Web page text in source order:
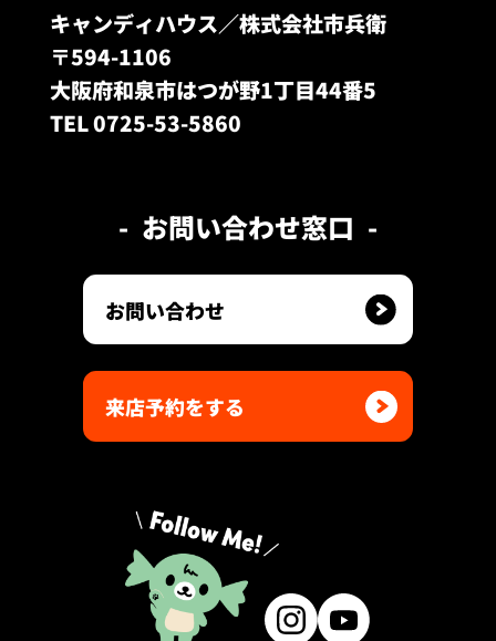
キャンディハウス／株式会社市兵衛
〒594-1106
大阪府和泉市はつが野1丁目44番5
TEL 0725-53-5860
お問い合わせ窓口
お問い合わせ
来店予約をする